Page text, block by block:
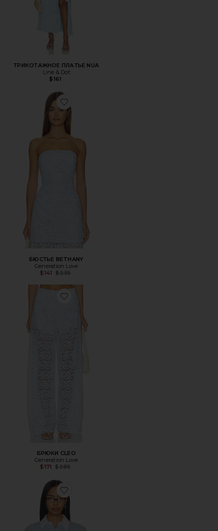
ТРИКОТАЖНОЕ ПЛАТЬЕ NUA
Line & Dot
$161
Favorite БЮСТЬЕ BETHANY
БЮСТЬЕ BETHANY
Generation Love
$141
Previous price:
$235
Favorite БРЮКИ CLEO
БРЮКИ CLEO
Generation Love
$171
Previous price:
$285
Favorite РУБАШКА THE CROPPED EVERYTHING